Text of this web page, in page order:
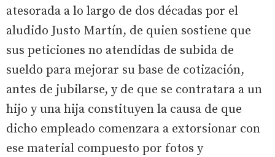
atesorada a lo largo de dos décadas por el
aludido Justo Martín, de quien sostiene que
sus peticiones no atendidas de subida de
sueldo para mejorar su base de cotización,
antes de jubilarse, y de que se contratara a un
hijo y una hija constituyen la causa de que
dicho empleado comenzara a extorsionar con
ese material compuesto por fotos y